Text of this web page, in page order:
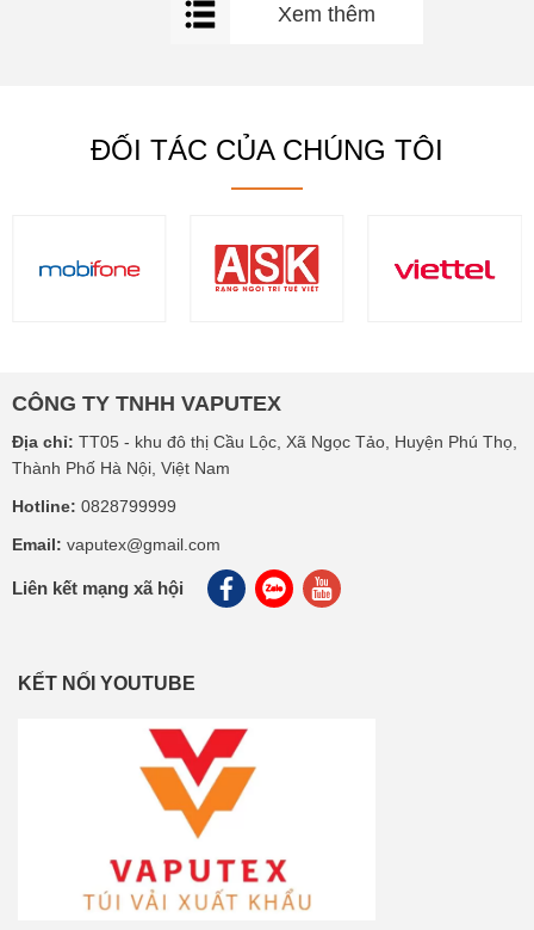
Xem thêm
ĐỐI TÁC CỦA CHÚNG TÔI
CÔNG TY TNHH VAPUTEX
Địa chỉ: TT05 - khu đô thị Cầu Lộc, Xã Ngọc Tảo, Huyện Phú Thọ,
Thành Phố Hà Nội, Việt Nam
Hotline: 0828799999
Email: vaputex@gmail.com
Liên kết mạng xã hội
KẾT NỐI YOUTUBE